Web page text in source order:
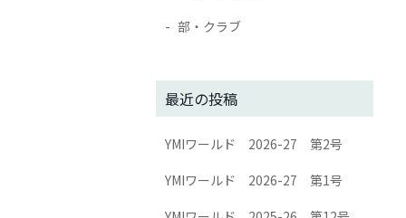
部・クラブ
最近の投稿
YMIワールド 2026-27 第2号
YMIワールド 2026-27 第1号